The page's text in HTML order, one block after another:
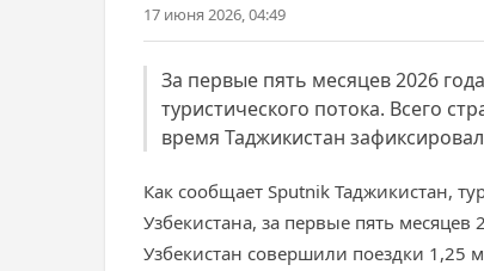
17 июня 2026, 04:49
За первые пять месяцев 2026
туристического потока. Всего
время Таджикистан
Как сообщает Sputnik Таджикистан,
Узбекистана, за первые пять
Узбекистан совершили поездки 1,25